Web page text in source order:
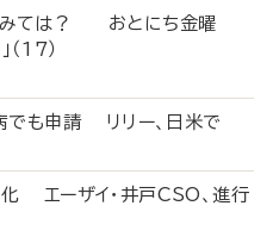
てみては？ おとにち金曜
（17）
でも申請 リリー、日米で
エーザイ・井戸CSO、進行